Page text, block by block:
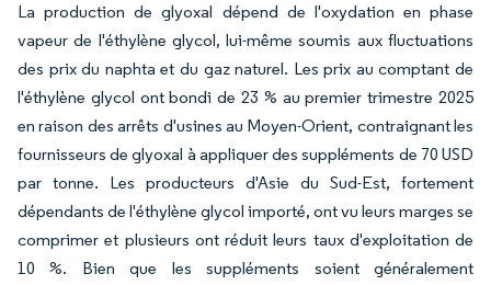
La production de glyoxal dépend de l'oxydation en phase
vapeur de l'éthylène glycol, lui-même soumis aux fluctuations
des prix du naphta et du gaz naturel. Les prix au comptant de
l'éthylène glycol ont bondi de 23 % au premier trimestre 2025
en raison des arrêts d'usines au Moyen-Orient, contraignant les
fournisseurs de glyoxal à appliquer des suppléments de 70 USD
par tonne. Les producteurs d'Asie du Sud-Est, fortement
dépendants de l'éthylène glycol importé, ont vu leurs marges se
comprimer et plusieurs ont réduit leurs taux d'exploitation de
10 %. Bien que les suppléments soient généralement